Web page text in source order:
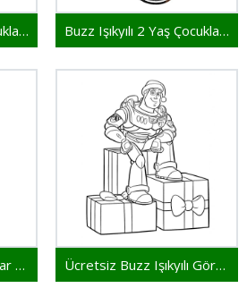
Buzz Işıkyılı 4 Yaş Çocuklar İçin Buzz Işıkyılı 2 Yaş Çocuklar İçin
Ücretsiz Buzz Lightyear Çocuklar İçin Ücretsiz Buzz Işıkyılı Görsel